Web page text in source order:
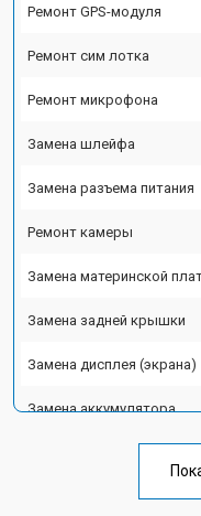
Ремонт GPS-модуля
Ремонт сим лотка
Ремонт микрофона
Замена шлейфа
Замена разъема питания
Ремонт камеры
Замена материнской
Замена задней крышки
Замена дисплея (экрана)
Замена аккумулятора
Ремонт цепи питания